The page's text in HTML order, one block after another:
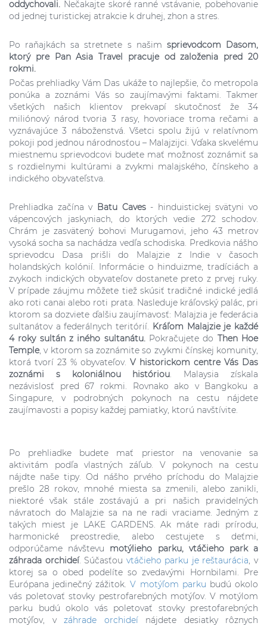
oddychovali. Nečakajte skoré ranné vstávanie, pobehovanie
od jednej turistickej atrakcie k druhej, zhon a stres.
Po raňajkách sa stretnete s našim sprievodcom Dasom,
ktorý pre Pan Asia Travel pracuje od založenia pred 20
rokmi.
Počas prehliadky Vám Das ukáže to najlepšie, čo metropola
ponúka a zoznámi Vás so zaujímavými faktami. Takmer
všetkých našich klientov prekvapí skutočnosť že 34
miliónový národ tvoria 3 rasy, hovoriace troma rečami a
vyznávajúce 3 náboženstvá. Všetci spolu žijú v relatívnom
pokoji pod jednou národnosťou – Malajzijci. Vďaka skvelému
miestnemu sprievodcovi budete mať možnosť zoznámiť sa
s rozdielnymi kultúrami a zvykmi malajského, čínskeho a
indického obyvateľstva.
Prehliadka začína v Batu Caves- hinduistickej svätyni vo
vápencových jaskyniach, do ktorých vedie 272 schodov.
Chrám je zasvätený bohovi Murugamovi, jeho 43 metrov
vysoká socha sa nachádza vedľa schodiska. Predkovia nášho
sprievodcu Dasa prišli do Malajzie z Indie v časoch
holandských kolónií. Informácie o hinduizme, tradíciách a
zvykoch indických obyvateľov dostanete preto z prvej ruky.
V prípade záujmu môžete tiež skúsiť tradičné indické jedlá
ako roti canai alebo roti prata. Nasleduje kráľovský palác, pri
ktorom sa dozviete ďalšiu zaujímavosť: Malajzia je federácia
sultanátov a federálnych teritórií. Kráľom Malajzie je každé
4 roky sultán z iného sultanátu.Pokračujete do Then Hoe
Temple, v ktorom sa zoznámite so zvykmi čínskej komunity,
ktorá tvorí 23 % obyvateľov. V historickom centre Vás Das
zoznámi s koloniálnou históriou. Malaysia získala
nezávislosť pred 67 rokmi. Rovnako ako v Bangkoku a
Singapure, v podrobných pokynoch na cestu nájdete
zaujímavosti a popisy každej pamiatky, ktorú navštívite.
Po prehliadke budete mať priestor na venovanie sa
aktivitám podľa vlastných záľub. V pokynoch na cestu
nájdte naše tipy. Od nášho prvého príchodu do Malajzie
prešlo 28 rokov, mnohé miesta sa zmenili, alebo zanikli,
niektoré však stále zostávajú a pri našich pravidelných
návratoch do Malajzie sa na ne radi vraciame. Jedným z
takých miest je LAKE GARDENS. Ak máte radi prírodu,
harmonické preostredie, alebo cestujete s deťmi,
odporúčame návštevu motýlieho parku, vtáčieho park a
záhrada orchideí. Súčasťou vtáčieho parku je reštaurácia, v
ktorej sa o obed podelíte so zvedavými Hornbilami. Pre
Európana jedinečný zážitok.V motýľom parku budú okolo
vás poletovať stovky pestrofarebných motýľov. V motýlom
parku budú okolo vás poletovať stovky prestofarebných
motýľov, v záhrade orchideínájdete desiatky rôznych